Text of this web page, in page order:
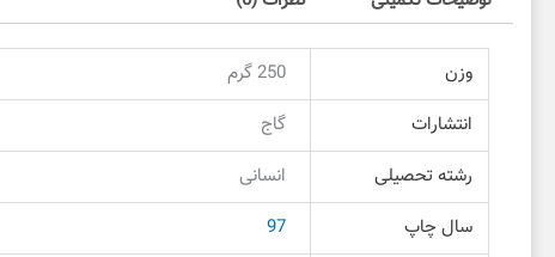
وزن
250 گرم
انتشارات
گاج
رشته تحصیلی
انسانی
سال چاپ
97